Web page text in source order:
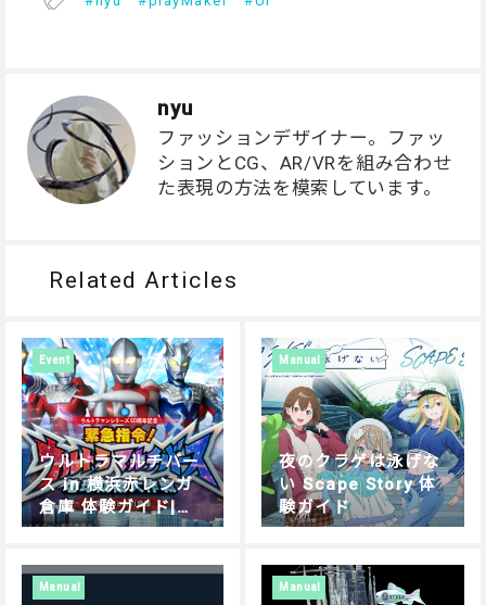
nyu
ファッションデザイナー。ファッ
ションとCG、AR/VRを組み合わせ
た表現の方法を模索しています。
Related Articles
Event
ウルトラマルチバー
ス in 横浜赤レンガ
倉庫 体験ガイド|遊
び方・操作方法を解
Manual
夜のクラゲは泳げな
い Scape Story 体
験ガイド
Manual Manual